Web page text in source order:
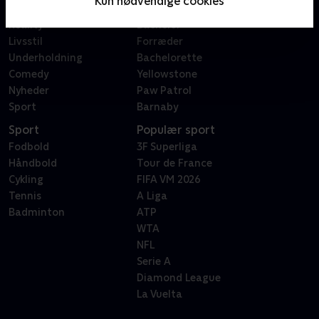
Reality
Livsstil
Underholdning
Comedy
Nyheder
Sport
X Factor
Bachelor
Forræder
Bachelorette
Yellowstone
Paw Patrol
Barnaby
Sport
Fodbold
Håndbold
Cykling
Tennis
Badminton
Populær sport
3F Superliga
Tour de France
FIFA VM 2026
A Liga
ATP
WTA
NFL
Serie A
Diamond League
La Vuelta